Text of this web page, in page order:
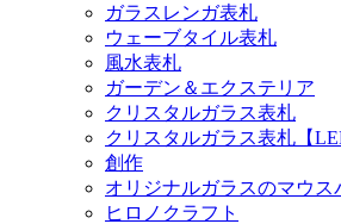
ガラスレンガ表札
ウェーブタイル表札
風水表札
ガーデン＆エクステリア
クリスタルガラス表札
クリスタルガラス表札【
創作
オリジナルガラスのマウス
ヒロノクラフト